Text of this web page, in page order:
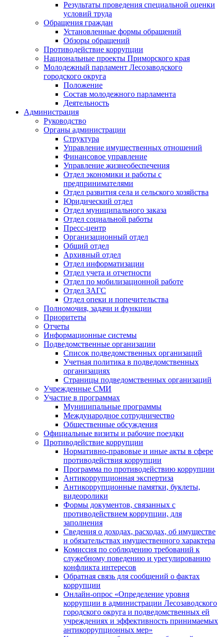
Результаты проведения специальной оценки
условий труда
Обращения граждан
Установленные формы обращений
Обзоры обращений
Противодействие коррупции
Национальные проекты Приморского края
Молодежный парламент Лесозаводского
городского округа
Положение
Состав молодежного парламента
Деятельность
Администрация
Руководство
Органы администрации
Структура
Управление имущественных отношений
Финансовое управление
Управление жизнеобеспечения
Отдел экономики и работы с
предпринимателями
Отдел развития села и сельского хозяйства
Юридический отдел
Отдел муниципального заказа
Отдел социальной работы
Пресс-центр
Организационный отдел
Общий отдел
Архивный отдел
Отдел информатизации
Отдел учета и отчетности
Отдел по мобилизационной работе
Отдел ЗАГС
Отдел опеки и попечительства
Полномочия, задачи и функции
Приоритеты
Отчеты
Информационные системы
Подведомственные организации
Список подведомственных организаций
Учетная политика в подведомственных
организациях
Страницы подведомственных организаций
Учрежденные СМИ
Участие в программах
Муниципальные программы
Международное сотрудничество
Общественные обсуждения
Официальные визиты и рабочие поездки
Противодействие коррупции
Нормативно-правовые и иные акты в сфере
противодействия коррупции
Программа по противодействию коррупции
Антикоррупционная экспертиза
Антикоррупционные памятки, буклеты,
видеоролики
Формы документов, связанных с
противодействием коррупции, для
заполнения
Сведения о доходах, расходах, об имуществе
и обязательствах имущественного характера
Комиссия по соблюдению требований к
служебному поведению и урегулированию
конфликта интересов
Обратная связь для сообщений о фактах
коррупции
Онлайн-опрос «Определение уровня
коррупции в администрации Лесозаводского
городского округа и подведомственных ей
учреждениях и эффективность принимаемых
антикоррупционных мер»